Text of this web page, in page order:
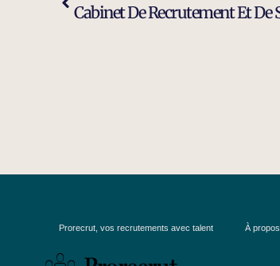
Cabinet De Recrutement Et De
Prorecrut, vos recrutements avec talent À propos